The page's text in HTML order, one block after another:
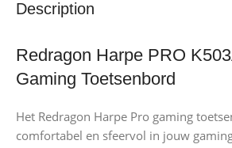
Description
Redragon Harpe PRO
Gaming Toetsenbord
Het Redragon Harpe Pro gaming
comfortabel en sfeervol in jouw